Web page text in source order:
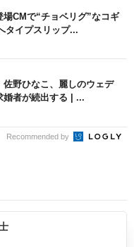
場CMで“チョベリグ”なコギ
イプスリップ...
野ひなこ、麗しのウェデ
婚者が続出する | ...
Recommended by